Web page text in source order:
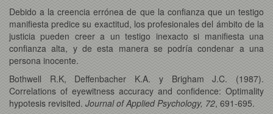
Debido a la creencia errónea de que la confianza que un testigo
manifiesta predice su exactitud, los profesionales del ámbito de la
justicia pueden creer a un testigo inexacto si manifiesta una
confianza alta, y de esta manera se podría condenar a una
persona inocente.
Bothwell R.K, Deffenbacher K.A. y Brigham J.C. (1987).
Correlations of eyewitness accuracy and confidence: Optimality
hypotesis revisited. Journal of Applied Psychology, 72, 691-695.